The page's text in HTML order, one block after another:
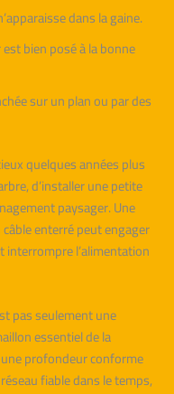
dans la gaine.
bien posé à la bonne
sur un plan ou par des
quelques années plus
d’installer une petite
paysager. Une
enterré peut engager
interrompre l’alimentation
pas seulement une
essentiel de la
profondeur conforme
fiable dans le temps,